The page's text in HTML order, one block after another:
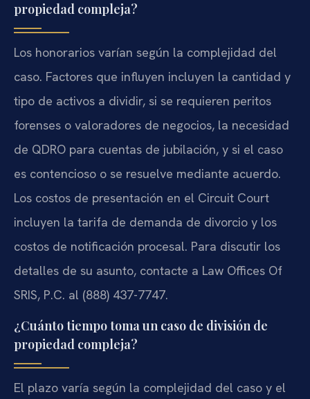
propiedad compleja?
Los honorarios varían según la complejidad del
caso. Factores que influyen incluyen la cantidad y
tipo de activos a dividir, si se requieren peritos
forenses o valoradores de negocios, la necesidad
de QDRO para cuentas de jubilación, y si el caso
es contencioso o se resuelve mediante acuerdo.
Los costos de presentación en el Circuit Court
incluyen la tarifa de demanda de divorcio y los
costos de notificación procesal. Para discutir los
detalles de su asunto, contacte a Law Offices Of
SRIS, P.C. al (888) 437-7747.
¿Cuánto tiempo toma un caso de división de
propiedad compleja?
El plazo varía según la complejidad del caso y el